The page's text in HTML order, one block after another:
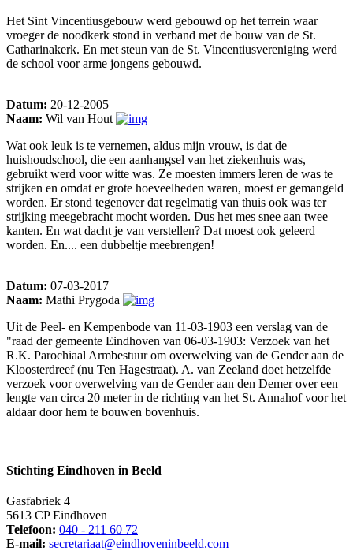
Het Sint Vincentiusgebouw werd gebouwd op het terrein waar
vroeger de noodkerk stond in verband met de bouw van de St.
Catharinakerk. En met steun van de St. Vincentiusvereniging werd
de school voor arme jongens gebouwd.
Datum: 20-12-2005
Naam: Wil van Hout
Wat ook leuk is te vernemen, aldus mijn vrouw, is dat de
huishoudschool, die een aanhangsel van het ziekenhuis was,
gebruikt werd voor witte was. Ze moesten immers leren de was te
strijken en omdat er grote hoeveelheden waren, moest er gemangeld
worden. Er stond tegenover dat regelmatig van thuis ook was ter
strijking meegebracht mocht worden. Dus het mes snee aan twee
kanten. En wat dacht je van verstellen? Dat moest ook geleerd
worden. En.... een dubbeltje meebrengen!
Datum: 07-03-2017
Naam: Mathi Prygoda
Uit de Peel- en Kempenbode van 11-03-1903 een verslag van de
"raad der gemeente Eindhoven van 06-03-1903: Verzoek van het
R.K. Parochiaal Armbestuur om overwelving van de Gender aan de
Kloosterdreef (nu Ten Hagestraat). A. van Zeeland doet hetzelfde
verzoek voor overwelving van de Gender aan den Demer over een
lengte van circa 20 meter in de richting van het St. Annahof voor het
aldaar door hem te bouwen bovenhuis.
Stichting Eindhoven in Beeld
Gasfabriek 4
5613 CP Eindhoven
Telefoon: 040 - 211 60 72
E-mail: secretariaat@eindhoveninbeeld.com